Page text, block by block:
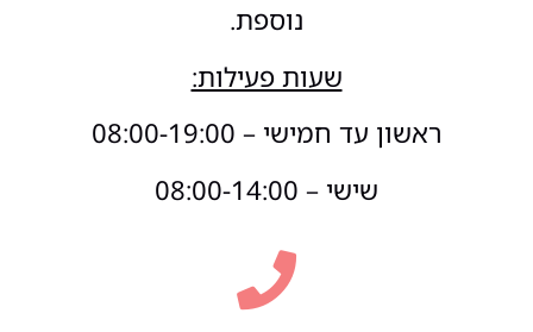
נוספת.
שעות פעילות:
ראשון עד חמישי – 08:00-19:00
שישי – 08:00-14:00